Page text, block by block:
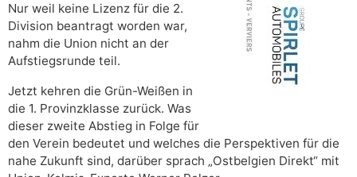
Nur weil keine Lizenz für die 2.
Division beantragt worden war,
nahm die Union nicht an der
Aufstiegsrunde teil.
Jetzt kehren die Grün-Weißen in
die 1. Provinzklasse zurück. Was
dieser zweite Abstieg in Folge für
den Verein bedeutet und welches die Perspektiven für die
nahe Zukunft sind, darüber sprach „Ostbelgien Direkt“ mit